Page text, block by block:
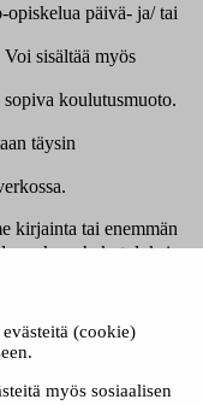
(cookie)
myös sosiaalisen
opiskelua päivä- ja/ tai
sisältää myös
koulutusmuoto.
täysin
kirjainta tai enemmän
hakutuloksia
koskettamalla tai